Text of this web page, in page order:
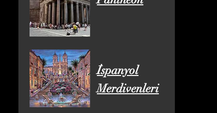
İspanyol
Merdivenleri